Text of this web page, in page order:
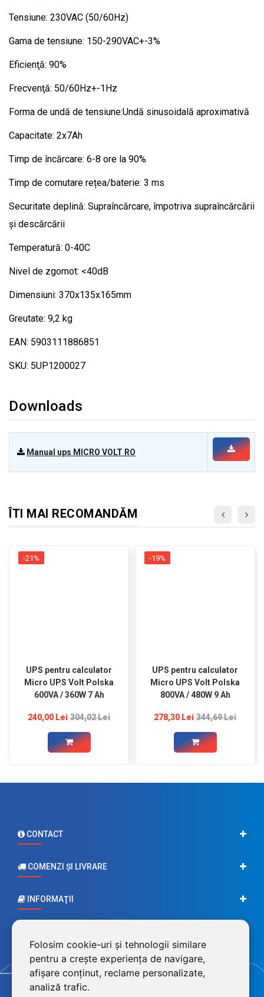
Folosim cookie-uri și tehnologii similare
pentru a crește experiența de navigare,
afișare conținut, reclame personalizate,
analiză trafic.
Tensiune: 230VAC (50/60Hz)
Gama de tensiune: 150-290VAC+-3%
Eficienţă: 90%
Frecvenţă: 50/60Hz+-1Hz
Forma de undă de tensiune:Undă sinusoidală aproximativă
Capacitate: 2x7Ah
Timp de încărcare: 6-8 ore la 90%
Timp de comutare rețea/baterie: 3 ms
Securitate deplină: Supraîncărcare, împotriva supraîncărcării
și descărcării
Temperatură: 0-40C
Nivel de zgomot: <40dB
Dimensiuni: 370x135x165mm
Greutate: 9,2 kg
EAN: 5903111886851
SKU: 5UP1200027
Downloads
Manual ups MICRO VOLT RO
ÎTI MAI RECOMANDĂM
UPS pentru calculator
Micro UPS Volt Polska
600VA / 360W 7 Ah
240,00 Lei 304,02 Lei
-21%
UPS pentru calculator
Micro UPS Volt Polska
800VA / 480W 9 Ah
278,30 Lei 344,69 Lei
-19%
CONTACT
COMENZI ŞI LIVRARE
INFORMAŢII